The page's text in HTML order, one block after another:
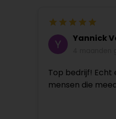
Yannick
Top bedrijf! Echt
mensen die